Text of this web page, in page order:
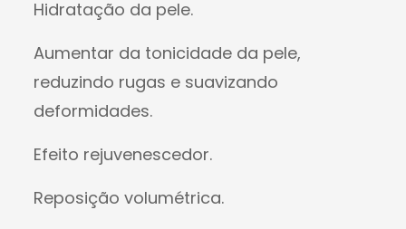
Hidratação da pele.
Aumentar da tonicidade da pele,
reduzindo rugas e suavizando
deformidades.
Efeito rejuvenescedor.
Reposição volumétrica.